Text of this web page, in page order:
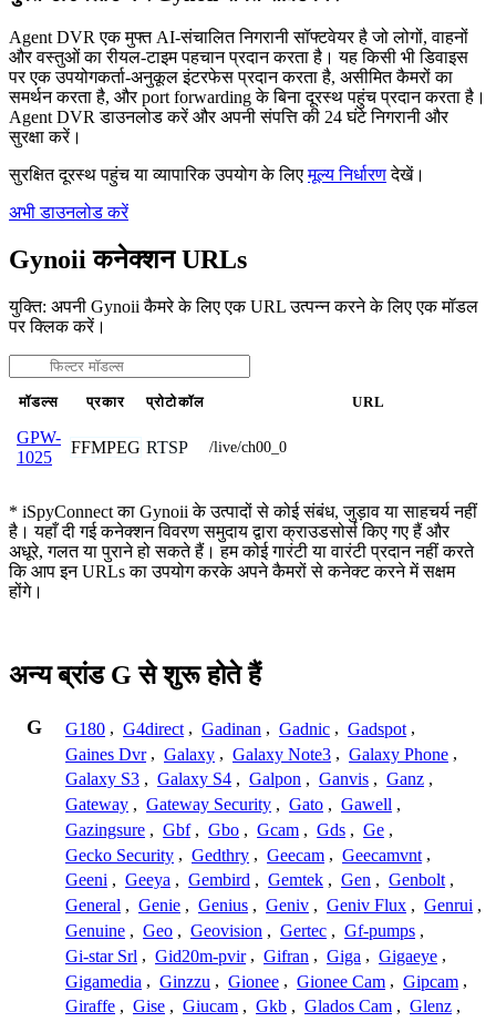
Agent DVR एक मुफ्त AI-संचालित निगरानी सॉफ्टवेयर है जो लोगों, वाहनों
और वस्तुओं का रीयल-टाइम पहचान प्रदान करता है। यह किसी भी डिवाइस
पर एक उपयोगकर्ता-अनुकूल इंटरफेस प्रदान करता है, असीमित कैमरों का
समर्थन करता है, और port forwarding के बिना दूरस्थ पहुंच प्रदान करता है।
Agent DVR डाउनलोड करें और अपनी संपत्ति की 24 घंटे निगरानी और
सुरक्षा करें।
सुरक्षित दूरस्थ पहुंच या व्यापारिक उपयोग के लिएमूल्य निर्धारणदेखें।
अभी डाउनलोड करें
Gynoii कनेक्शन URLs
युक्ति: अपनी Gynoii कैमरे के लिए एक URL उत्पन्न करने के लिए एक मॉडल
पर क्लिक करें।
मॉडल्स प्रकार प्रोटोकॉल URL
GPW-
1025
FFMPEG RTSP /live/ch00_0
* iSpyConnect का Gynoii के उत्पादों से कोई संबंध, जुड़ाव या साहचर्य नहीं
है। यहाँ दी गई कनेक्शन विवरण समुदाय द्वारा क्राउडसोर्स किए गए हैं और
अधूरे, गलत या पुराने हो सकते हैं। हम कोई गारंटी या वारंटी प्रदान नहीं करते
कि आप इन URLs का उपयोग करके अपने कैमरों से कनेक्ट करने में सक्षम
होंगे।
अन्य ब्रांड G से शुरू होते हैं
G G180 , G4direct , Gadinan , Gadnic , Gadspot ,
Gaines Dvr , Galaxy , Galaxy Note3 , Galaxy Phone ,
Galaxy S3 , Galaxy S4 , Galpon , Ganvis , Ganz ,
Gateway , Gateway Security , Gato , Gawell ,
Gazingsure , Gbf , Gbo , Gcam , Gds , Ge ,
Gecko Security , Gedthry , Geecam , Geecamvnt ,
Geeni , Geeya , Gembird , Gemtek , Gen , Genbolt ,
General , Genie , Genius , Geniv , Geniv Flux , Genrui ,
Genuine , Geo , Geovision , Gertec , Gf-pumps ,
Gi-star Srl , Gid20m-pvir , Gifran , Giga , Gigaeye ,
Gigamedia , Ginzzu , Gionee , Gionee Cam , Gipcam ,
Giraffe , Gise , Giucam , Gkb , Glados Cam , Glenz ,